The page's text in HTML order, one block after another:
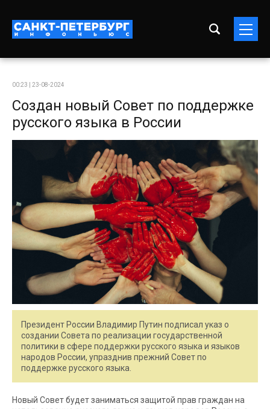
00:23 | 23-08-2024
Создан новый Совет по поддержке
русского языка в России
Президент России Владимир Путин подписал указ о
создании Совета по реализации государственной
политики в сфере поддержки русского языка и языков
народов России, упразднив прежний Совет по
поддержке русского языка.
Новый Совет будет заниматься защитой прав граждан на